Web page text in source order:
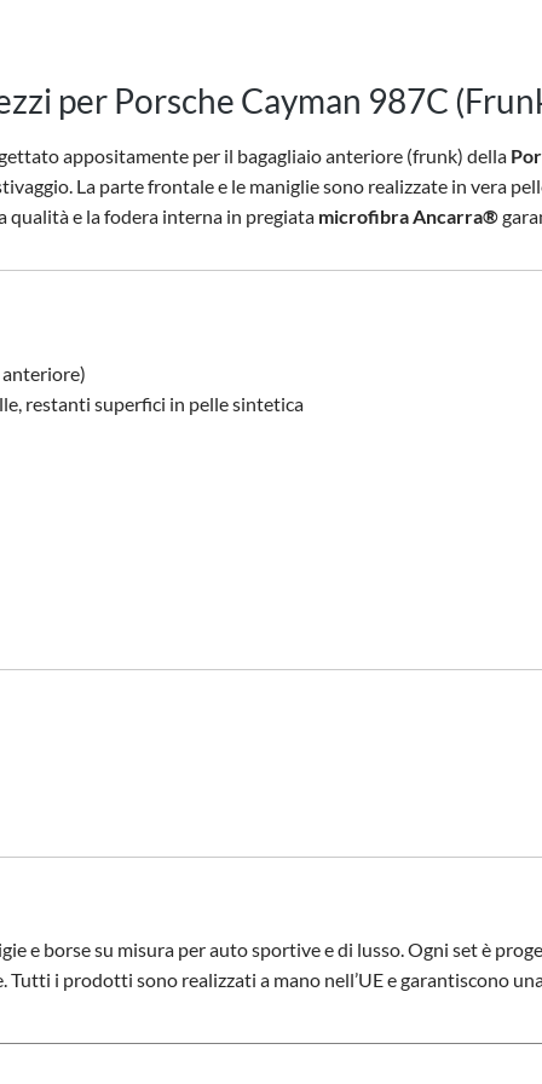
per Porsche Cayman 987C
appositamente per il bagagliaio anteriore (frunk) della
La parte frontale e le maniglie sono realizzate in vera
qualità e la fodera interna in pregiata microfibra Ancarra®
anteriore)
restanti superfici in pelle sintetica
e borse su misura per auto sportive e di lusso. Ogni set è
i prodotti sono realizzati a mano nell’UE e garantiscono